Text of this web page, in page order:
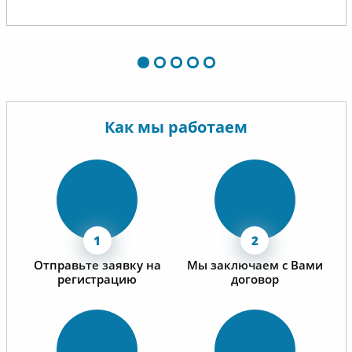
Как мы работаем
Отправьте заявку на
регистрацию
Мы заключаем с Вами
договор